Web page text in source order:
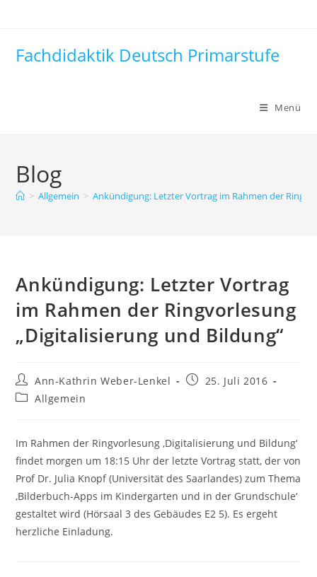
Fachdidaktik Deutsch Primarstufe
Menü
Blog
> Allgemein > Ankündigung: Letzter Vortrag im Rahmen der
Ankündigung: Letzter Vortrag
im Rahmen der Ringvorlesung
„Digitalisierung und Bildung“
Beitrags-
Autor:
Ann-Kathrin Weber-Lenkel
Beitrag25. Juli 2016
Beitrags-
Allgemein
Im Rahmen der Ringvorlesung ‚Digitalisierung und Bildung‘
findet morgen um 18:15 Uhr der letzte Vortrag statt, der von
Prof Dr. Julia Knopf (Universität des Saarlandes) zum Thema
‚Bilderbuch-Apps im Kindergarten und in der Grundschule‘
gestaltet wird (Hörsaal 3 des Gebäudes E2 5). Es ergeht
herzliche Einladung.